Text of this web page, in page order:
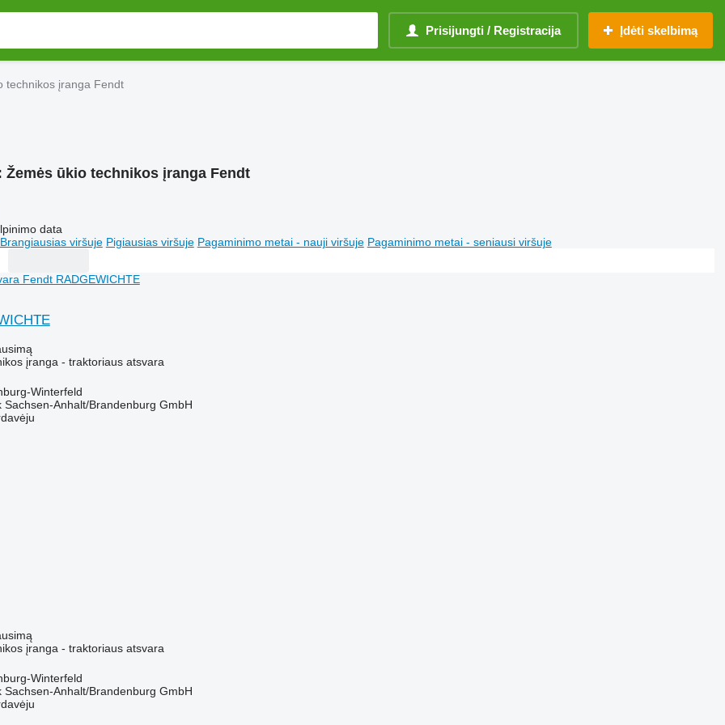
Prisijungti / Registracija Įdėti skelbimą
technikos įranga Fendt
Žemės ūkio technikos įranga Fendt
data
Brangiausias viršuje Pigiausias viršuje Pagaminimo metai - nauji viršuje Pagaminimo metai - seniausi viršuje
įranga - traktoriaus atsvara
Winterfeld
Sachsen-Anhalt/Brandenburg GmbH
įranga - traktoriaus atsvara
Winterfeld
Sachsen-Anhalt/Brandenburg GmbH